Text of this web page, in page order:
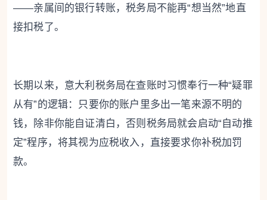
——亲属间的银行转账，税务局不能再“想当然”地直
接扣税了。
长期以来，意大利税务局在查账时习惯奉行一种“疑罪
从有”的逻辑：只要你的账户里多出一笔来源不明的
钱，除非你能自证清白，否则税务局就会启动“自动推
定”程序，将其视为应税收入，直接要求你补税加罚
款。